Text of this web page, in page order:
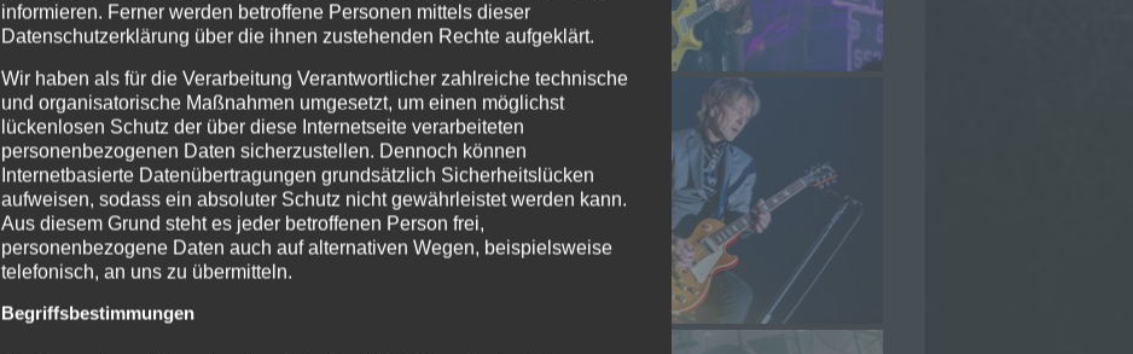
informieren. Ferner werden betroffene Personen mittels dieser
Datenschutzerklärung über die ihnen zustehenden Rechte aufgeklärt.
Wir haben als für die Verarbeitung Verantwortlicher zahlreiche technische
und organisatorische Maßnahmen umgesetzt, um einen möglichst
lückenlosen Schutz der über diese Internetseite verarbeiteten
personenbezogenen Daten sicherzustellen. Dennoch können
Internetbasierte Datenübertragungen grundsätzlich Sicherheitslücken
aufweisen, sodass ein absoluter Schutz nicht gewährleistet werden kann.
Aus diesem Grund steht es jeder betroffenen Person frei,
personenbezogene Daten auch auf alternativen Wegen, beispielsweise
telefonisch, an uns zu übermitteln.
Begriffsbestimmungen